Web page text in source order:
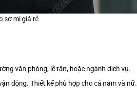
sơ mi giá rẻ
văn phòng, lễ tân, hoặc ngành dịch vụ.
động. Thiết kế phù hợp cho cả nam và nữ.